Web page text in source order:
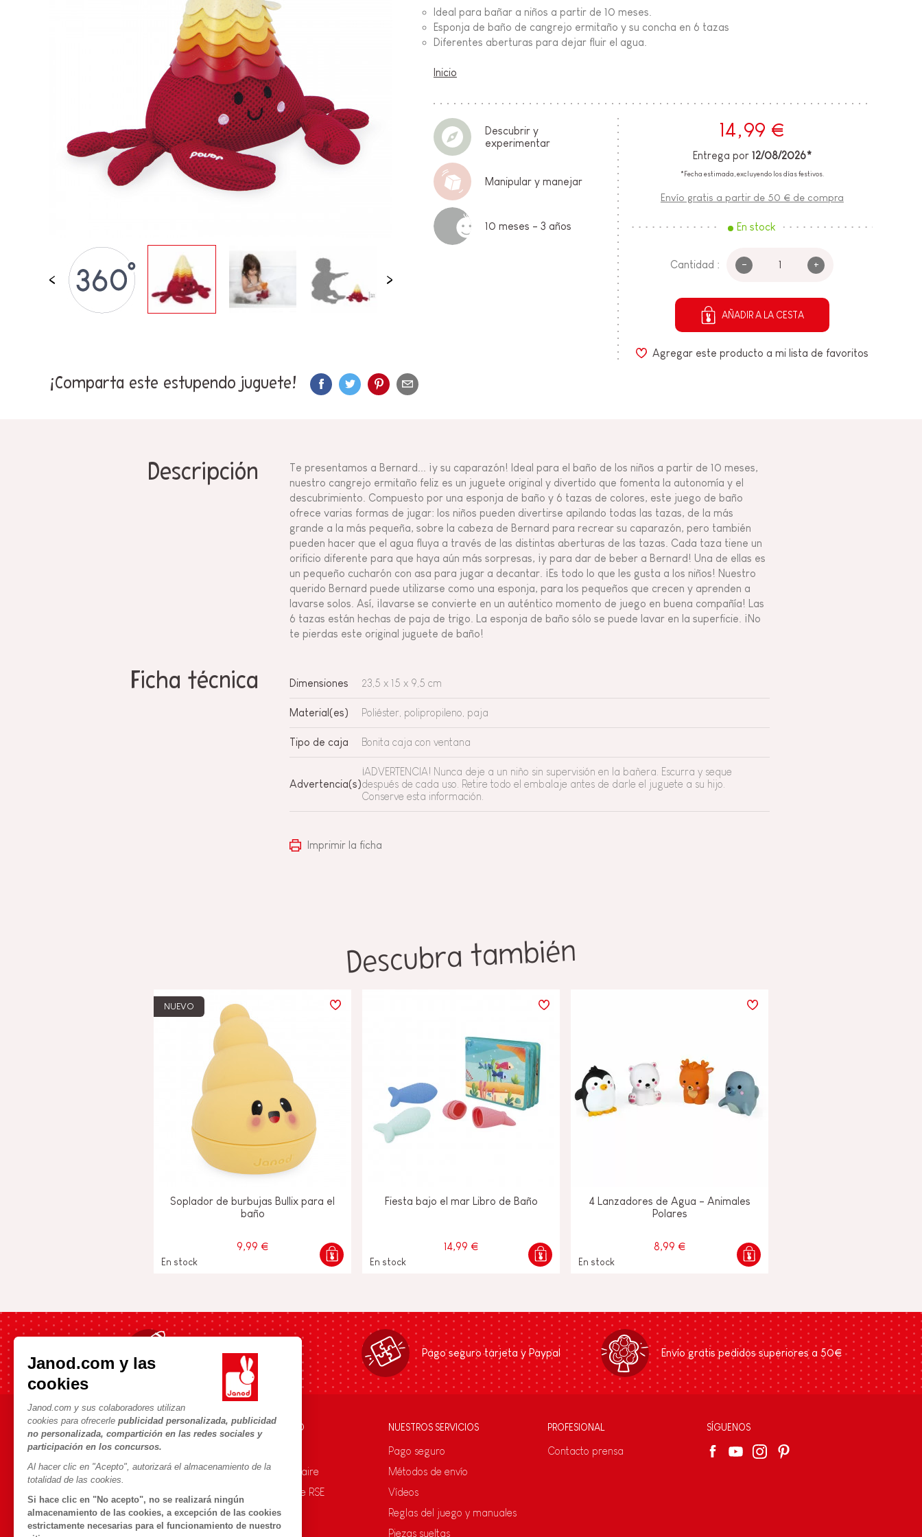
Janod.com y las
cookies
Janod.com y sus colaboradores utilizan
cookies para ofrecerle publicidad personalizada, publicidad
no personalizada, compartición en las redes sociales y
participación en los concursos.
Al hacer clic en "Acepto", autorizará el almacenamiento de la
totalidad de las cookies.
Si hace clic en "No acepto", no se realizará ningún
almacenamiento de las cookies, a excepción de las cookies
estrictamente necesarias para el funcionamiento de nuestro
BEBÉS & PRIMERA INFANCIA
JUEGOS DE IMITACION
UNIVERSOS
AIRE LIBRE
PIZARRAS, MOBILIARIO &
DECORACION
PIEZAS SUELTAS
Ideal para bañar a niños a partir de 10 meses.
Esponja de baño de cangrejo ermitaño y su concha en 6 tazas
Diferentes aberturas para dejar fluir el agua.
Inicio
Descubrir y
experimentar
Manipular y manejar
10 meses - 3 años
14,99 €
Entrega por 12/08/2026*
*Fecha estimada, excluyendo los días festivos.
Envío gratis a partir de 50 € de compra
En stock
Cantidad : - +
AÑADIR A LA CESTA
Agregar este producto a mi lista de favoritos
¡Comparta este estupendo juguete!
Descripción
Te presentamos a Bernard... ¡y su caparazón! Ideal para el baño de los niños a partir de 10 meses,
nuestro cangrejo ermitaño feliz es un juguete original y divertido que fomenta la autonomía y el
descubrimiento. Compuesto por una esponja de baño y 6 tazas de colores, este juego de baño
ofrece varias formas de jugar: los niños pueden divertirse apilando todas las tazas, de la más
grande a la más pequeña, sobre la cabeza de Bernard para recrear su caparazón, pero también
pueden hacer que el agua fluya a través de las distintas aberturas de las tazas. Cada taza tiene un
orificio diferente para que haya aún más sorpresas, ¡y para dar de beber a Bernard! Una de ellas es
un pequeño cucharón con asa para jugar a decantar. ¡Es todo lo que les gusta a los niños! Nuestro
querido Bernard puede utilizarse como una esponja, para los pequeños que crecen y aprenden a
lavarse solos. Así, ¡lavarse se convierte en un auténtico momento de juego en buena compañía! Las
6 tazas están hechas de paja de trigo. La esponja de baño sólo se puede lavar en la superficie. ¡No
te pierdas este original juguete de baño!
Ficha técnica Dimensiones 23,5 x 15 x 9,5 cm
Material(es) Poliéster, polipropileno, paja
Tipo de caja Bonita caja con ventana
Advertencia(s)
¡ADVERTENCIA! Nunca deje a un niño sin supervisión en la bañera. Escurra y seque
después de cada uso. Retire todo el embalaje antes de darle el juguete a su hijo.
Conserve esta información.
Imprimir la ficha
Descubra también
NUEVO
Soplador de burbujas Bullix para el
baño
9,99 €
En stock
Fiesta bajo el mar Libro de Baño
14,99 €
En stock
4 Lanzadores de Agua - Animales
Polares
8,99 €
En stock
Envío rápido en 24h Pago seguro tarjeta y Paypal Envío gratis pedidos superiores a 50€
AYUDA E INFORMACIÓN
Condiciones Generales
Preguntas más frecuentes
Tiendas
Retirada de productos
UNIVERSO JANOD
Nuestro savoir-faire
Compromisos de RSE
¿Qué es FSC®?
NUESTROS SERVICIOS
Pago seguro
Métodos de envío
Vídeos
Reglas del juego y manuales
Piezas sueltas
PROFESIONAL
Contacto prensa
SÍGUENOS